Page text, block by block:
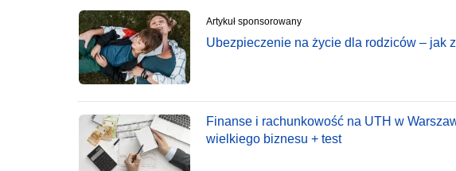
Artykuł sponsorowany
Ubezpieczenie na życie dla rodziców – jak
Finanse i rachunkowość na UTH w
wielkiego biznesu + test